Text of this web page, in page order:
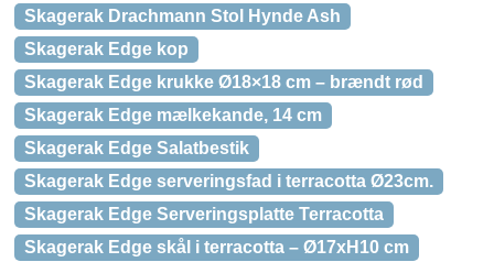
Skagerak Drachmann Stol Hynde Ash
Skagerak Edge kop
Skagerak Edge krukke Ø18×18 cm – brændt rød
Skagerak Edge mælkekande, 14 cm
Skagerak Edge Salatbestik
Skagerak Edge serveringsfad i terracotta Ø23cm.
Skagerak Edge Serveringsplatte Terracotta
Skagerak Edge skål i terracotta – Ø17xH10 cm